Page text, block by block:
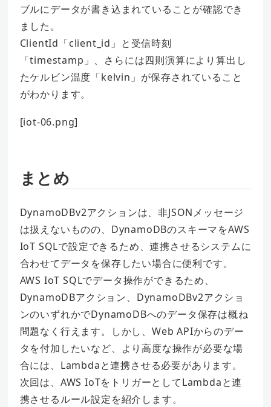
ブルにデータが書き込まれていることが確認でき
ました。
ClientId「client_id」と受信時刻
「timestamp」、さらには四則演算により算出し
たケルビン温度「kelvin」が保存されていること
がわかります。
[iot-06.png]
まとめ
DynamoDBv2アクションは、非JSONメッセージ
は扱えないものの、DynamoDBのスキーマをAWS
IoT SQLで設定できるため、連携させるシステムに
合わせてデータを保存したい場合に便利です。
AWS IoT SQLでデータ操作ができるため、
DynamoDBアクション、DynamoDBv2アクショ
ンのいずれかでDynamoDBへのデータ保存は概ね
問題なく行えます。しかし、Web APIからのデー
タを付加したいなど、より高度な操作が必要な場
合には、Lambdaと連携させる必要があります。
次回は、AWS IoTをトリガーとしてLambdaと連
携させるルール設定を紹介します。